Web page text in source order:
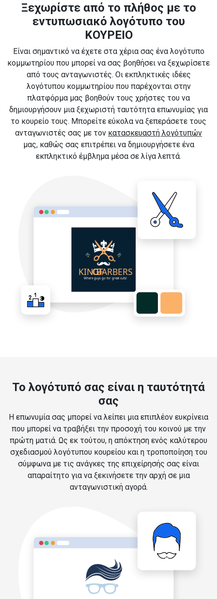
Ξεχωρίστε από το πλήθος με το
εντυπωσιακό λογότυπο του
ΚΟΥΡΕΙΟ
Είναι σημαντικό να έχετε στα χέρια σας ένα λογότυπο
κομμωτηρίου που μπορεί να σας βοηθήσει να ξεχωρίσετε
από τους ανταγωνιστές. Οι εκπληκτικές ιδέες
λογότυπου κομμωτηρίου που παρέχονται στην
πλατφόρμα μας βοηθούν τους χρήστες του να
δημιουργήσουν μια ξεχωριστή ταυτότητα επωνυμίας για
το κουρείο τους. Μπορείτε εύκολα να ξεπεράσετε τους
ανταγωνιστές σας με τον κατασκευαστή λογότυπών
μας, καθώς σας επιτρέπει να δημιουργήσετε ένα
εκπληκτικό έμβλημα μέσα σε λίγα λεπτά.
Το λογότυπό σας είναι η ταυτότητά
σας
Η επωνυμία σας μπορεί να λείπει μια επιπλέον ευκρίνεια
που μπορεί να τραβήξει την προσοχή του κοινού με την
πρώτη ματιά. Ως εκ τούτου, η απόκτηση ενός καλύτερου
σχεδιασμού λογότυπου κουρείου και η τροποποίηση του
σύμφωνα με τις ανάγκες της επιχείρησής σας είναι
απαραίτητο για να ξεκινήσετε την αρχή σε μια
ανταγωνιστική αγορά.